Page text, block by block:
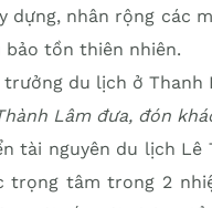
nhân rộng các
bảo tồn thiên nhiên.
Lâm đưa, đón
tài nguyên du lịch Lê
tâm trong 2